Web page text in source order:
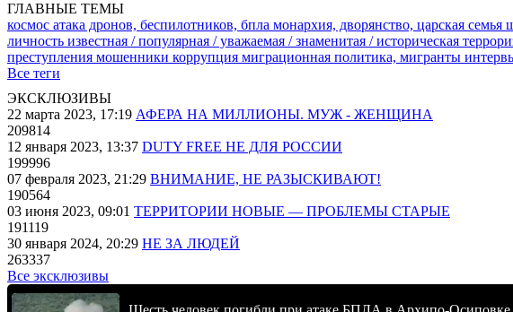
ГЛАВНЫЕ ТЕМЫ
космос атака дронов, беспилотников, бпла монархия, дворянство, царская семья
личность известная / популярная / уважаемая / знаменитая / историческая
преступления мошенники коррупция миграционная политика, мигранты
Все теги
ЭКСКЛЮЗИВЫ
22 марта 2023, 17:19 АФЕРА НА МИЛЛИОНЫ. МУЖ - ЖЕНЩИНА
209814
12 января 2023, 13:37 DUTY FREE НЕ ДЛЯ РОССИИ
199996
07 февраля 2023, 21:29 ВНИМАНИЕ, НЕ РАЗЫСКИВАЮТ!
190564
03 июня 2023, 09:01 ТЕРРИТОРИИ НОВЫЕ — ПРОБЛЕМЫ СТАРЫЕ
191119
30 января 2024, 20:29 НЕ ЗА ЛЮДЕЙ
263337
Все эксклюзивы